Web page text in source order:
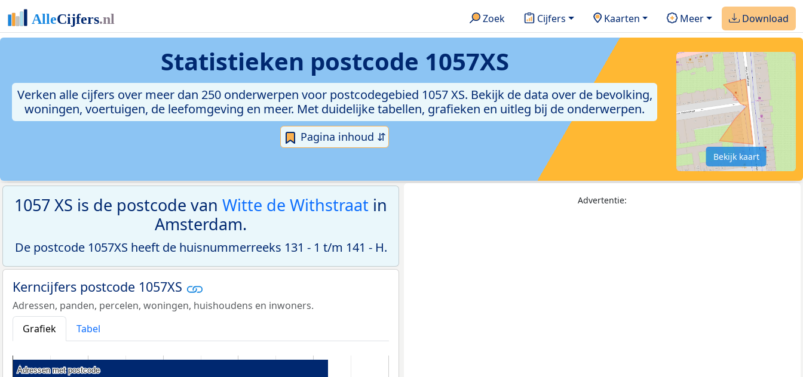
Zoek Cijfers Kaarten Meer Download
Statistieken postcode 1057XS
Verken alle cijfers over meer dan 250 onderwerpen voor postcodegebied 1057 XS. Bekijk de data over de bevolking,
woningen, voertuigen, de leefomgeving en meer. Met duidelijke tabellen, grafieken en uitleg bij de onderwerpen.
Pagina inhoud ⇵
Bekijk kaart
1057 XS is de postcode van Witte de Withstraat in
Amsterdam.
De postcode 1057XS heeft de huisnummerreeks 131 - 1 t/m 141 - H.
Kerncijfers postcode 1057XS
Adressen, panden, percelen, woningen, huishoudens en inwoners.
Grafiek
Tabel
Adressen met postcode
Adressen met postcode
Advertentie: